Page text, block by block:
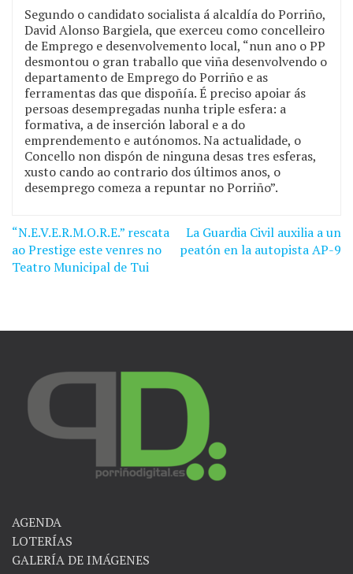
Segundo o candidato socialista á alcaldía do Porriño,
David Alonso Bargiela, que exerceu como concelleiro
de Emprego e desenvolvemento local, “nun ano o PP
desmontou o gran traballo que viña desenvolvendo o
departamento de Emprego do Porriño e as
ferramentas das que dispoñía. É preciso apoiar ás
persoas desempregadas nunha triple esfera: a
formativa, a de inserción laboral e a do
emprendemento e autónomos. Na actualidade, o
Concello non dispón de ninguna desas tres esferas,
xusto cando ao contrario dos últimos anos, o
desemprego comeza a repuntar no Porriño”.
Navegación
de
“N.E.V.E.R.M.O.R.E.” rescata
ao Prestige este venres no
Teatro Municipal de Tui
La Guardia Civil auxilia a un
peatón en la autopista AP-9
AGENDA
LOTERÍAS
GALERÍA DE IMÁGENES